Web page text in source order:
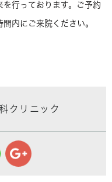
行っております。ご予約
内にご来院ください。
クリニック